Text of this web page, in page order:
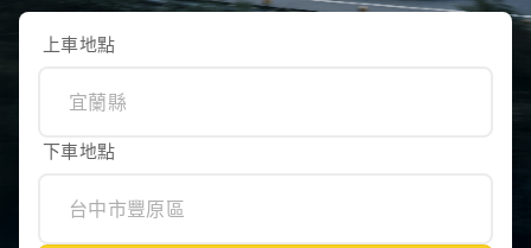
上車地點
下車地點